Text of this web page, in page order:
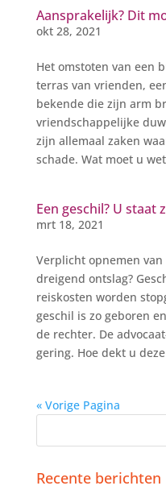
Aansprakelijk? Dit
okt 28, 2021
Het omstoten van een
terras van vrienden,
bekende die zijn arm
vriendschappelijke
zijn allemaal zaken
schade. Wat moet u
Een geschil? U staat
mrt 18, 2021
Verplicht opnemen van
dreigend ontslag?
reiskosten worden
geschil is zo geboren
de rechter. De
gering. Hoe dekt u
« Vorige Pagina
Recente berichten